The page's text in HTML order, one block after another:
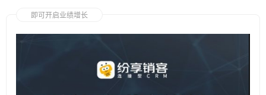
即可开启业绩增长